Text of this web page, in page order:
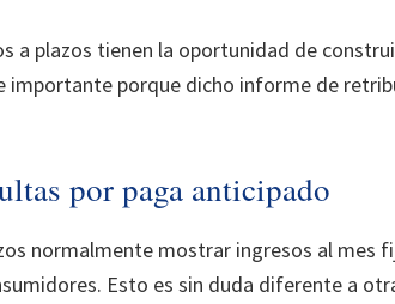
a plazos tienen la oportunidad de
importante porque dicho informe de
por paga anticipado
normalmente mostrar ingresos al mes
Esto es sin duda diferente a